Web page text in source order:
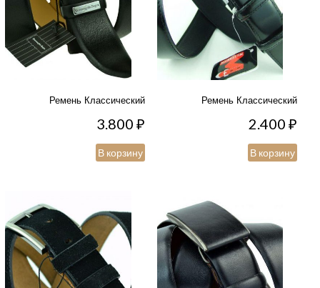
Ремень Классический
3.800₽
В корзину
Ремень Классический
2.400₽
В корзину